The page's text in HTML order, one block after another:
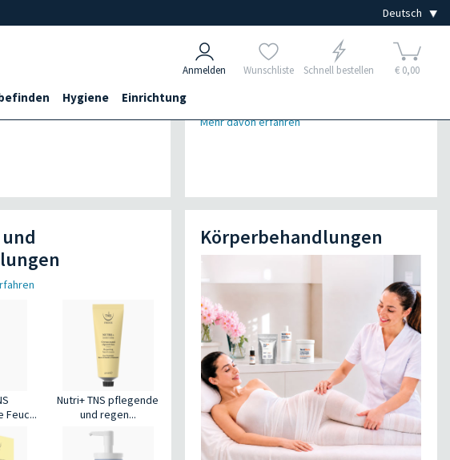
Anmelden Wunschliste Schnell bestellen € 0,00
Hygiene Einrichtung
Mehr davon erfahren
Feuc...
Nutri+ TNS pflegende
und regen...
Körperbehandlungen